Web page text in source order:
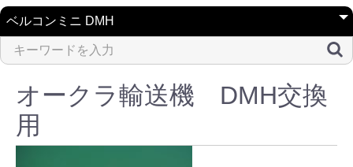
メカファースト
現地エンドレス
コンベアベルトショップ
会社案内
オークラ輸送機 DMH交換
用